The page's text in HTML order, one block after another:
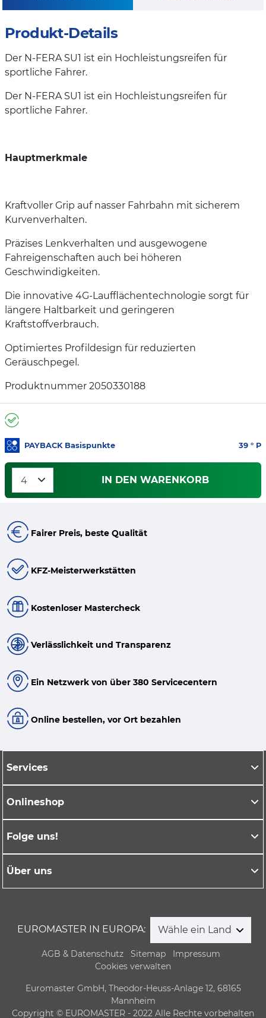
Produkt-Details
Der N-FERA SU1 ist ein Hochleistungsreifen für
sportliche Fahrer.
Der N-FERA SU1 ist ein Hochleistungsreifen für
sportliche Fahrer.
Hauptmerkmale
Kraftvoller Grip auf nasser Fahrbahn mit sicherem
Kurvenverhalten.
Präzises Lenkverhalten und ausgewogene
Fahreigenschaften auch bei höheren
Geschwindigkeiten.
Die innovative 4G-Laufflächentechnologie sorgt für
längere Haltbarkeit und geringeren
Kraftstoffverbrauch.
Optimiertes Profildesign für reduzierten
Geräuschpegel.
Produktnummer 2050330188
PAYBACK Basispunkte 39 ° P
IN DEN WARENKORB
Fairer Preis, beste Qualität
KFZ-Meisterwerkstätten
Kostenloser Mastercheck
Verlässlichkeit und Transparenz
Ein Netzwerk von über 380 Servicecentern
Online bestellen, vor Ort bezahlen
Services
Onlineshop
Folge uns!
Über uns
EUROMASTER IN EUROPA: Wähle ein Land
AGB & Datenschutz Sitemap
Impressum
Cookies verwalten
Euromaster GmbH, Theodor-Heuss-Anlage 12, 68165
Mannheim
Copyright © EUROMASTER - 2022 Alle Rechte vorbehalten